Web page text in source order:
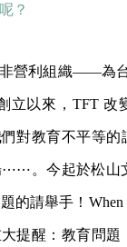
？
營利組織——為
立以來，TFT 改
對教育不平等的
⋯⋯。今起於松山
的請舉手！When
提醒：教育問題